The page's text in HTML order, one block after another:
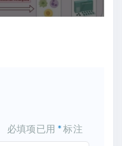
必填项已用 *标注